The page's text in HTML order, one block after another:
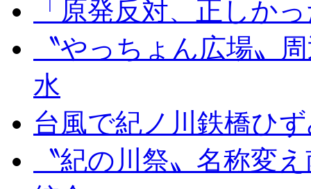
「原発反対、正しか
〝やっちょん広場〟
水
台風で紀ノ川鉄橋ひ
〝紀の川祭〟名称変